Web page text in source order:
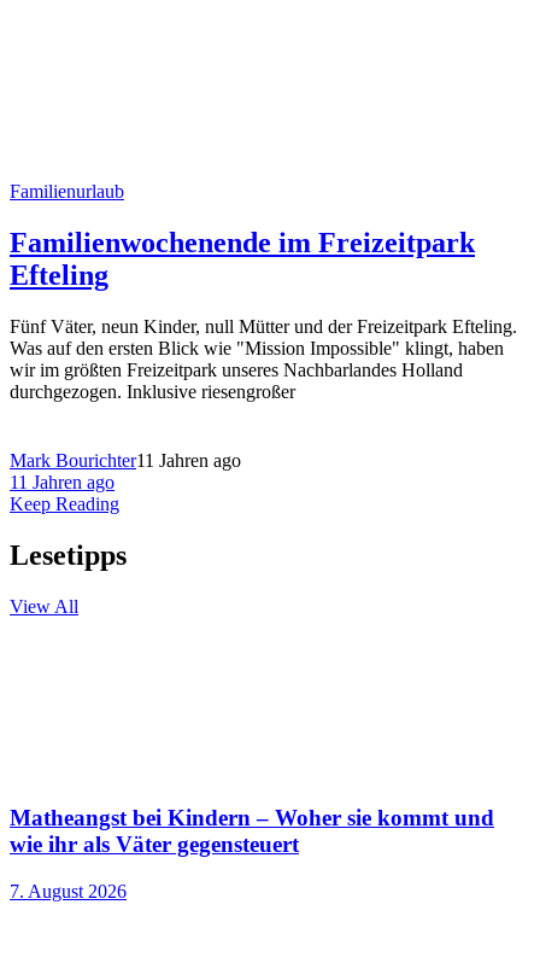
Familienurlaub
Familienwochenende im Freizeitpark
Efteling
Fünf Väter, neun Kinder, null Mütter und der Freizeitpark Efteling.
Was auf den ersten Blick wie "Mission Impossible" klingt, haben
wir im größten Freizeitpark unseres Nachbarlandes Holland
durchgezogen. Inklusive riesengroßer
Mark Bourichter11 Jahren ago
11 Jahren ago
Keep Reading
Lesetipps
View All
Matheangst bei Kindern – Woher sie kommt und
wie ihr als Väter gegensteuert
7. August 2026